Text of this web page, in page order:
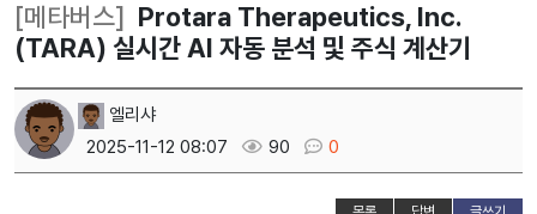
[메타버스] Protara Therapeutics, Inc.
(TARA) 실시간 AI 자동 분석 및 주식 계산기
엘리샤
2025-11-12 08:07
90 0